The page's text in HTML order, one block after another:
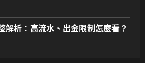
解析：高流水、出金限制怎麼看？